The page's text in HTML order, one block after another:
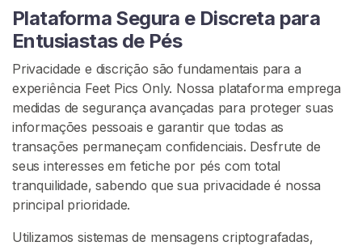
Plataforma Segura e Discreta para
Entusiastas de Pés
Privacidade e discrição são fundamentais para a
experiência Feet Pics Only. Nossa plataforma emprega
medidas de segurança avançadas para proteger suas
informações pessoais e garantir que todas as
transações permaneçam confidenciais. Desfrute de
seus interesses em fetiche por pés com total
tranquilidade, sabendo que sua privacidade é nossa
principal prioridade.
Utilizamos sistemas de mensagens criptografadas,
o
r
P
é
s
P
R
C
U
R
A
R